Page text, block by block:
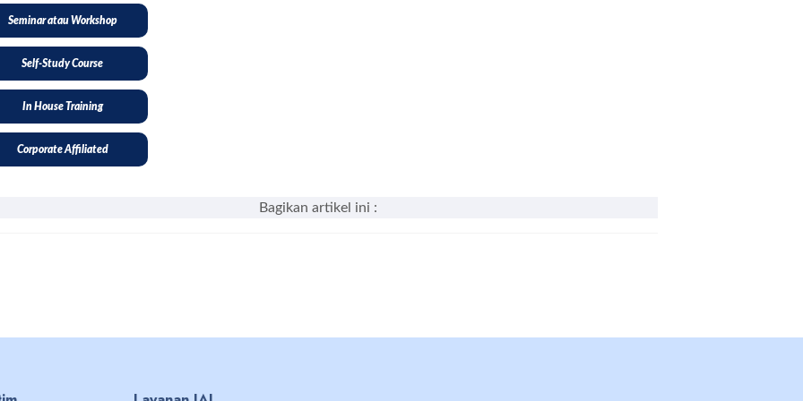
Seminar atau Workshop
Self-Study Course
In House Training
Corporate Affiliated
Bagikan artikel ini :